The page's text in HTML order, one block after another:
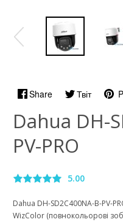
Share Твіт
Dahua DH-
PV-PRO
5.00
Dahua DH-SD2C400NA-B-PV-
WizColor (повнокольорові